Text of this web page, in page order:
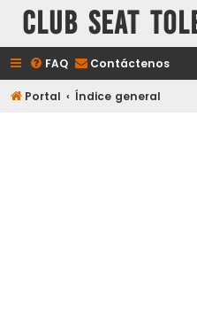
Club Seat
FAQ Contáctenos
Portal Índice general